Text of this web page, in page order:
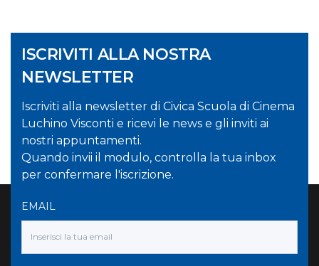
ISCRIVITI ALLA NOSTRA
NEWSLETTER
Iscriviti alla newsletter di Civica Scuola di Cinema
Luchino Visconti e ricevi le news e gli inviti ai
nostri appuntamenti.
Quando invii il modulo, controlla la tua inbox
per confermare l'iscrizione.
EMAIL